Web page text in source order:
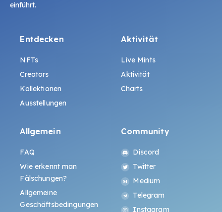
einführt.
Entdecken
NFTs
Creators
Kollektionen
Ausstellungen
Aktivität
Live Mints
Aktivität
Charts
Allgemein
FAQ
Wie erkennt man
Fälschungen?
Allgemeine
Geschäftsbedingungen
Community
Discord
Twitter
Medium
Telegram
Instagram